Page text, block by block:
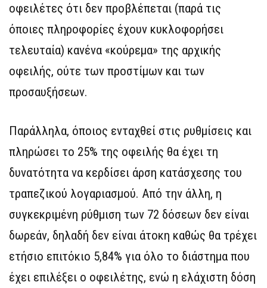
οφειλέτες ότι δεν προβλέπεται (παρά τις
όποιες πληροφορίες έχουν κυκλοφορήσει
τελευταία) κανένα «κούρεμα» της αρχικής
οφειλής, ούτε των προστίμων και των
προσαυξήσεων.
Παράλληλα, όποιος ενταχθεί στις ρυθμίσεις και
πληρώσει το 25% της οφειλής θα έχει τη
δυνατότητα να κερδίσει άρση κατάσχεσης του
τραπεζικού λογαριασμού. Από την άλλη, η
συγκεκριμένη ρύθμιση των 72 δόσεων δεν είναι
δωρεάν, δηλαδή δεν είναι άτοκη καθώς θα τρέχει
ετήσιο επιτόκιο 5,84% για όλο το διάστημα που
έχει επιλέξει ο οφειλέτης, ενώ η ελάχιστη δόση